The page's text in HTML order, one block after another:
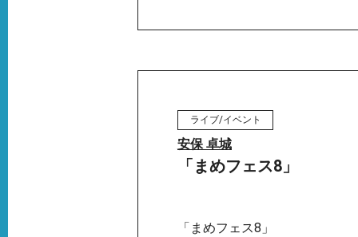
ライブ/イベント
安保 卓城
「まめフェス8」
「まめフェス8」